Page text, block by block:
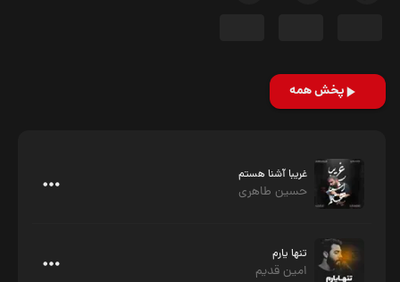
پخش همه
غریبا آشنا هستم
حسین طاهری
تنها یارم
امین قدیم